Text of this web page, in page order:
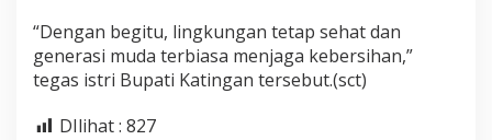
“Dengan begitu, lingkungan tetap sehat dan
generasi muda terbiasa menjaga kebersihan,”
tegas istri Bupati Katingan tersebut.(sct)
DIlihat : 827